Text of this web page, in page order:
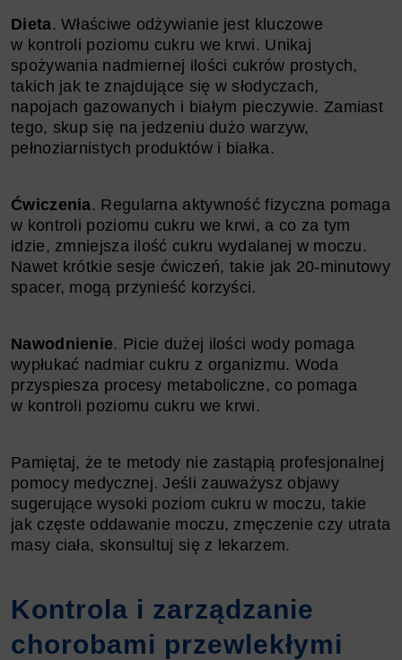
Dieta. Właściwe odżywianie jest kluczowe
w kontroli poziomu cukru we krwi. Unikaj
spożywania nadmiernej ilości cukrów prostych,
takich jak te znajdujące się w słodyczach,
napojach gazowanych i białym pieczywie. Zamiast
tego, skup się na jedzeniu dużo warzyw,
pełnoziarnistych produktów i białka.
Ćwiczenia. Regularna aktywność fizyczna pomaga
w kontroli poziomu cukru we krwi, a co za tym
idzie, zmniejsza ilość cukru wydalanej w moczu.
Nawet krótkie sesje ćwiczeń, takie jak 20-minutowy
spacer, mogą przynieść korzyści.
Nawodnienie. Picie dużej ilości wody pomaga
wypłukać nadmiar cukru z organizmu. Woda
przyspiesza procesy metaboliczne, co pomaga
w kontroli poziomu cukru we krwi.
Pamiętaj, że te metody nie zastąpią profesjonalnej
pomocy medycznej. Jeśli zauważysz objawy
sugerujące wysoki poziom cukru w moczu, takie
jak częste oddawanie moczu, zmęczenie czy utrata
masy ciała, skonsultuj się z lekarzem.
Kontrola i zarządzanie
chorobami przewlekłymi